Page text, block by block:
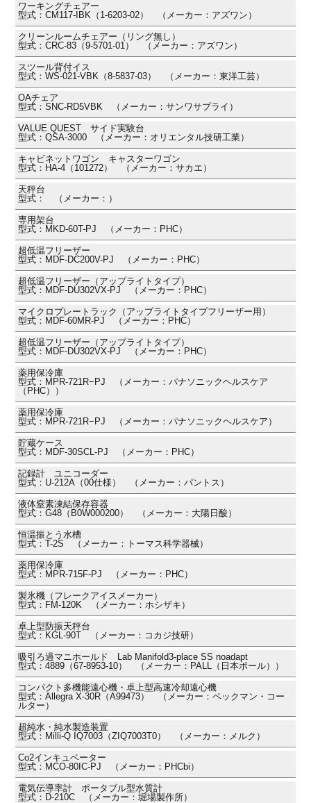
ワーキングチェアー
型式：CM117-IBK（1-6203-02） （メーカー：アズワン）
クリーンルームチェアー（リング無し）
型式：CRC-83（9-5701-01） （メーカー：アズワン）
スツール背付イス
型式：WS-021-VBK（8-5837-03） （メーカー：東洋工芸）
OAチェア
型式：SNC-RD5VBK （メーカー：サンワサプライ）
VALUE QUEST サイド実験台
型式：QSA-3000 （メーカー：オリエンタル技研工業）
キャビネットワゴン キャスターワゴン
型式：HA-4（101272） （メーカー：サカエ）
天秤台
型式： （メーカー：）
専用架台
型式：MKD-60T-PJ （メーカー：PHC）
超低温フリーザー
型式：MDF-DC200V-PJ （メーカー：PHC）
超低温フリーザー（アップライトタイプ）
型式：MDF-DU302VX-PJ （メーカー：PHC）
マイクロプレートラック（アップライトタイプフリーザー用）
型式：MDF-60MR-PJ （メーカー：PHC）
超低温フリーザー（アップライトタイプ）
型式：MDF-DU302VX-PJ （メーカー：PHC）
薬用保冷庫
型式：MPR-721R−PJ （メーカー：パナソニックヘルスケア
（PHC））
薬用保冷庫
型式：MPR-721R−PJ （メーカー：パナソニックヘルスケア）
貯蔵ケース
型式：MDF-30SCL-PJ （メーカー：PHC）
記録計 ユニコーダー
型式：U-212A（00仕様） （メーカー：パントス）
液体窒素凍結保存容器
型式：G48（B0W000200） （メーカー：大陽日酸）
恒温振とう水槽
型式：T-2S （メーカー：トーマス科学器械）
薬用保冷庫
型式：MPR-715F-PJ （メーカー：PHC）
製氷機（フレークアイスメーカー）
型式：FM-120K （メーカー：ホシザキ）
卓上型防振天秤台
型式：KGL-90T （メーカー：コカジ技研）
吸引ろ過マニホールド Lab Manifold3-place SS noadapt
型式：4889（67-8953-10） （メーカー：PALL（日本ポール））
コンパクト多機能遠心機・卓上型高速冷却遠心機
型式：Allegra X-30R（A99473） （メーカー：ベックマン・コー
ルター）
超純水・純水製造装置
型式：Milli-Q IQ7003（ZIQ7003T0） （メーカー：メルク）
Co2インキュベーター
型式：MCO-80IC-PJ （メーカー：PHCbi）
電気伝導率計 ポータブル型水質計
型式：D-210C （メーカー：堀場製作所）